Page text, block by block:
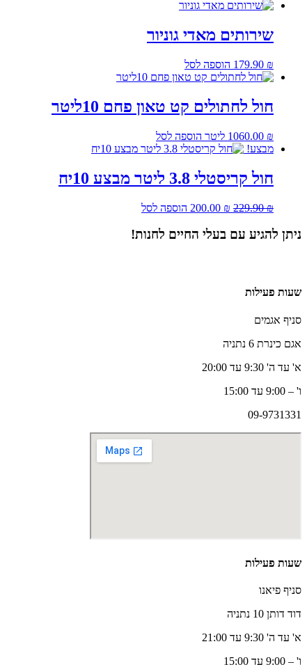
שירותים מאדי גוניור
179.90 ₪ הוספה לסל
חול לחתולים קט טאון פחם 10ליטר
60.00 ₪ 10 ליטר
הוספה לסל
מבצע!
חול קריסטלי 3.8 ליטר מבצע 10יח
229.90₪
המחיר
היה:
200.00 ₪
המחיר
הוא:
הוספה לסל
ניתן להגיע עם בעלי החיים לחנות!
שעות פעילות
סניף אגמים
אגם כינרת 6 נתניה
א' עד ה' 9:30 עד 20:00
ו' – 9:00 עד 15:00
09-9731331
שעות פעילות
סניף פיאנו
דוד דותן 10 נתניה
א' עד ה' 9:30 עד 21:00
ו' – 9:00 עד 15:00